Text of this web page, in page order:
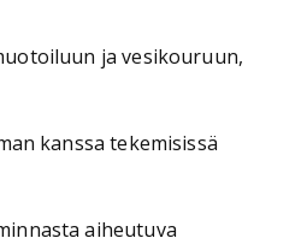
ja vesikouruun,
kanssa tekemisissä
aiheutuva